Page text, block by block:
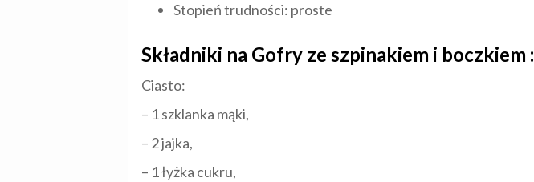
Stopień trudności: proste
Składniki na Gofry ze szpinakiem i boczkiem :
Ciasto:
– 1 szklanka mąki,
– 2 jajka,
– 1 łyżka cukru,